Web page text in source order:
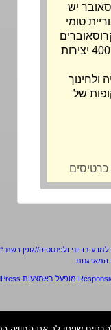
400 יצירות
ולפנטסיה//גופן רשת “אלף”
באמצעות WordPress